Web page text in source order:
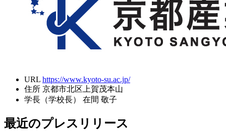
URL https://www.kyoto-su.ac.jp/
住所 京都市北区上賀茂本山
学長（学校長）
在間 敬子
最近のプレスリリース